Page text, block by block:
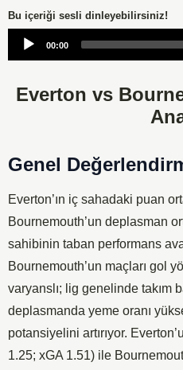
Bu içeriği sesli dinleyebilirsiniz!
Audio
00:00
Everton vs
Genel
Everton’ın iç sahadaki puan
Bournemouth’un deplasman
sahibinin taban performans
Bournemouth’un maçları gol
varyanslı; lig genelinde takım
deplasmanda yeme oranı
potansiyelini artırıyor.
1.25; xGA 1.51) ile